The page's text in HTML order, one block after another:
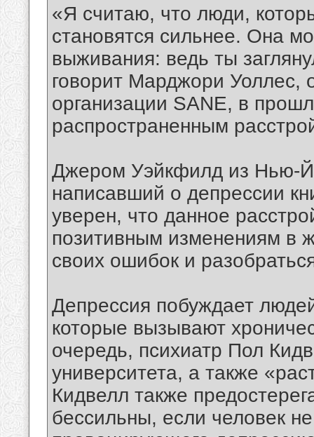
«Я считаю, что люди,
становятся сильнее. Она
выживания: ведь ты
говорит Марджори Уоллес,
организации SANE, в
распространенным
Джером Уэйкфилд из Нью-
написавший о депрессии
уверен, что данное
позитивным изменениям в
своих ошибок и
Депрессия побуждает
которые вызывают
очередь, психиатр Пол
университета, а также
Кидвелл также
бессильны, если человек